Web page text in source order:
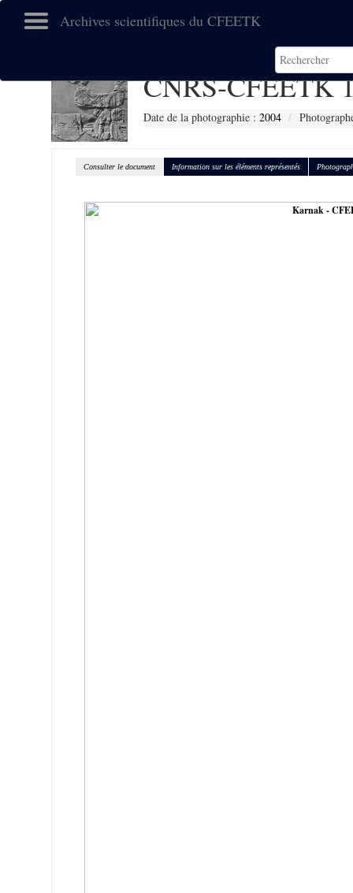
Archives scientifiques du CFEETK
CNRS-CFEETK
Date de la photographie : 2004
Consulter le document Information sur les éléments représentés